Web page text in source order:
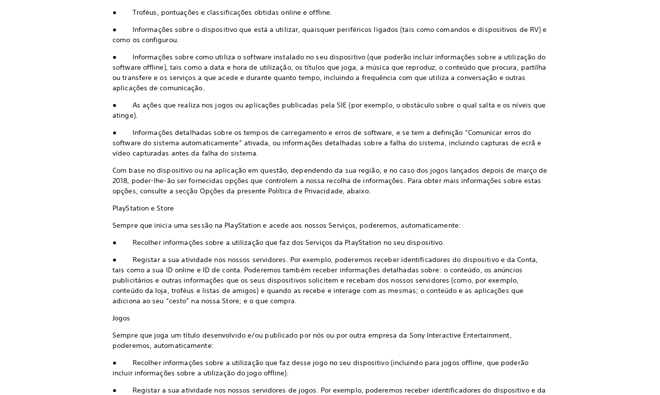
● Troféus, pontuações e classificações obtidas online e offline.
● Informações sobre o dispositivo que está a utilizar, quaisquer periféricos ligados (tais como comandos e dispositivos de RV) e
como os configurou.
● Informações sobre como utiliza o software instalado no seu dispositivo (que poderão incluir informações sobre a utilização do
software offline), tais como a data e hora de utilização, os títulos que joga, a música que reproduz, o conteúdo que procura, partilha
ou transfere e os serviços a que acede e durante quanto tempo, incluindo a frequência com que utiliza a conversação e outras
aplicações de comunicação.
● As ações que realiza nos jogos ou aplicações publicadas pela SIE (por exemplo, o obstáculo sobre o qual salta e os níveis que
atinge).
● Informações detalhadas sobre os tempos de carregamento e erros de software, e se tem a definição “Comunicar erros do
software do sistema automaticamente” ativada, ou informações detalhadas sobre a falha do sistema, incluindo capturas de ecrã e
vídeo capturadas antes da falha do sistema.
Com base no dispositivo ou na aplicação em questão, dependendo da sua região, e no caso dos jogos lançados depois de março de
2018, poder-lhe-ão ser fornecidas opções que controlem a nossa recolha de informações. Para obter mais informações sobre estas
opções, consulte a secção Opções da presente Política de Privacidade, abaixo.
PlayStation e Store
Sempre que inicia uma sessão na PlayStation e acede aos nossos Serviços, poderemos, automaticamente:
● Recolher informações sobre a utilização que faz dos Serviços da PlayStation no seu dispositivo.
● Registar a sua atividade nos nossos servidores. Por exemplo, poderemos receber identificadores do dispositivo e da Conta,
tais como a sua ID online e ID de conta. Poderemos também receber informações detalhadas sobre: o conteúdo, os anúncios
publicitários e outras informações que os seus dispositivos solicitem e recebam dos nossos servidores (como, por exemplo,
conteúdo da loja, troféus e listas de amigos) e quando as recebe e interage com as mesmas; o conteúdo e as aplicações que
adiciona ao seu “cesto” na nossa Store; e o que compra.
Jogos
Sempre que joga um título desenvolvido e/ou publicado por nós ou por outra empresa da Sony Interactive Entertainment,
poderemos, automaticamente:
● Recolher informações sobre a utilização que faz desse jogo no seu dispositivo (incluindo para jogos offline, que poderão
incluir informações sobre a utilização do jogo offline).
● Registar a sua atividade nos nossos servidores de jogos. Por exemplo, poderemos receber identificadores do dispositivo e da